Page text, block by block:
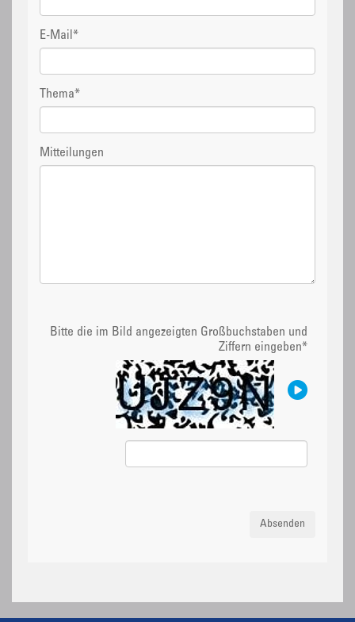
E-Mail *
Thema*
Mitteilungen
Bitte die im Bild angezeigten Großbuchstaben und
Ziffern eingeben*
Absenden